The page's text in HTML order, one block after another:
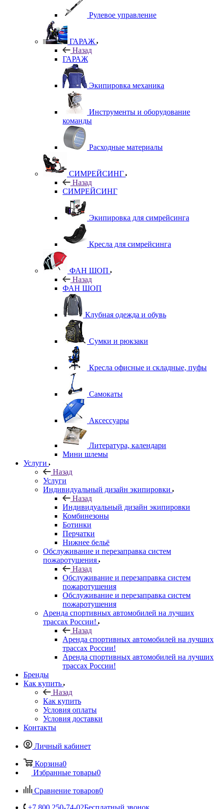
Рулевое управление
ГАРАЖ
Назад
ГАРАЖ
Экипировка механика
Инструменты и оборудование
команды
Расходные материалы
СИМРЕЙСИНГ
Назад
СИМРЕЙСИНГ
Экипировка для симрейсинга
Кресла для симрейсинга
ФАН ШОП
Назад
ФАН ШОП
Клубная одежда и обувь
Сумки и рюкзаки
Кресла офисные и складные, пуфы
Самокаты
Аксессуары
Литература, календари
Мини шлемы
Услуги
Назад
Услуги
Индивидуальный дизайн экипировки
Назад
Индивидуальный дизайн экипировки
Комбинезоны
Ботинки
Перчатки
Нижнее бельё
Обслуживание и перезаправка систем
пожаротушения
Назад
Обслуживание и перезаправка систем
пожаротушения
Обслуживание и перезаправка систем
пожаротушения
Аренда спортивных автомобилей на лучших
трассах России!
Назад
Аренда спортивных автомобилей на лучших
трассах России!
Аренда спортивных автомобилей на лучших
трассах России!
Бренды
Как купить
Назад
Как купить
Условия оплаты
Условия доставки
Контакты
Личный кабинет
Корзина0
Избранные товары0
Сравнение товаров0
+7 800 250-74-02Бесплатный звонок